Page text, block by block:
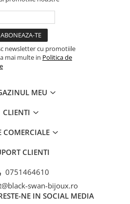
newsletter cu promotiile
mai multe in Politica de
MEU
CLIENTI
COMERCIALE
CLIENTI
0751464610
swan-bijoux.ro
NE IN SOCIAL MEDIA